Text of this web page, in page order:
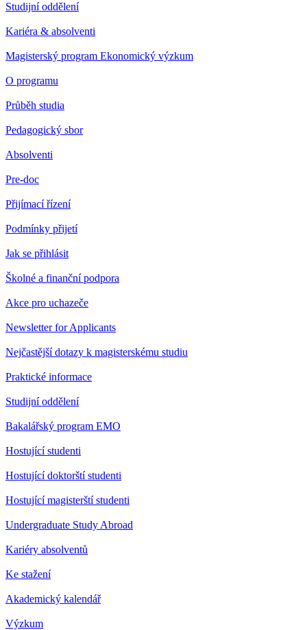
Studijní oddělení
Kariéra & absolventi
Magisterský program Ekonomický výzkum
O programu
Průběh studia
Pedagogický sbor
Absolventi
Pre-doc
Přijímací řízení
Podmínky přijetí
Jak se přihlásit
Školné a finanční podpora
Akce pro uchazeče
Newsletter for Applicants
Nejčastější dotazy k magisterskému studiu
Praktické informace
Studijní oddělení
Bakalářský program EMO
Hostující studenti
Hostující doktorští studenti
Hostující magisterští studenti
Undergraduate Study Abroad
Kariéry absolventů
Ke stažení
Akademický kalendář
Výzkum